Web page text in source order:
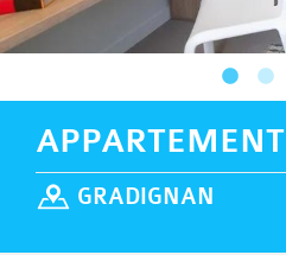
APPARTEMENT
GRADIGNAN